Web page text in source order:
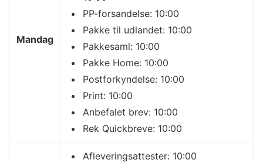
Mandag
PP-forsandelse: 10:00
Pakke til udlandet: 10:00
Pakkesaml: 10:00
Pakke Home: 10:00
Postforkyndelse: 10:00
Print: 10:00
Anbefalet brev: 10:00
Rek Quickbreve: 10:00
Afleveringsattester: 10:00